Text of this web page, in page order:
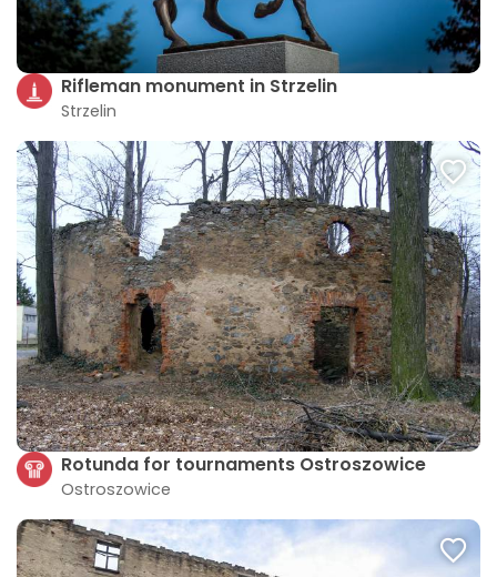
Rifleman monument in Strzelin
Strzelin
Rotunda for tournaments Ostroszowice
Ostroszowice